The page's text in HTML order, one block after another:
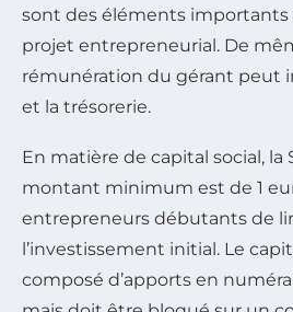
sont des éléments importants
projet entrepreneurial. De
rémunération du gérant peut
et la trésorerie.
En matière de capital social, la
montant minimum est de 1
entrepreneurs débutants de
l’investissement initial. Le
composé d’apports en